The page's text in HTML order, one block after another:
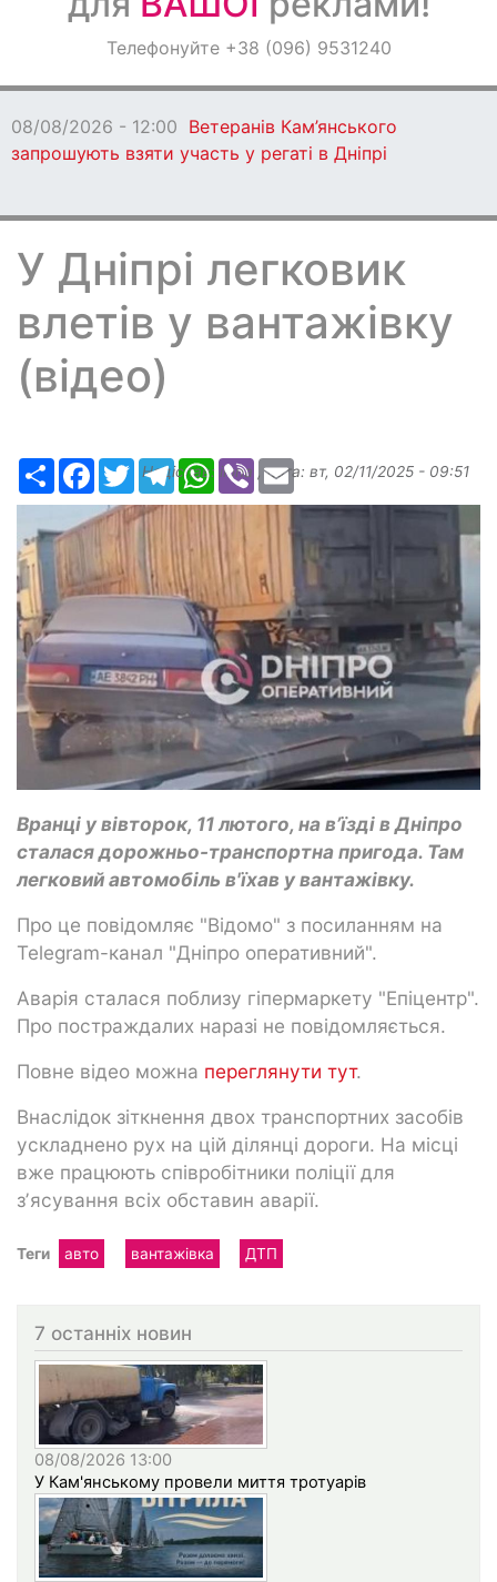
ОголошенняТелефонуйте +38 (096) 9531240
08/08/2026 - 12:00 Ветеранів Кам’янського
запрошують взяти участь у регаті в Дніпрі
У Дніпрі легковик
влетів у вантажівку
(відео)
РесурсFacebook
TwitterTelegramWhatsApp
ViberEmail
Надіслав: ilona , дата: вт, 02/11/2025 - 09:51
Вранці у вівторок, 11 лютого, на вʼїзді в Дніпро
сталася дорожньо-транспортна пригода. Там
легковий автомобіль в'їхав у вантажівку.
Про це повідомляє "Відомо" з посиланням на
Telegram-канал "Дніпро оперативний".
Аварія сталася поблизу гіпермаркету "Епіцентр".
Про постраждалих наразі не повідомляється.
Повне відео можна переглянути тут.
Внаслідок зіткнення двох транспортних засобів
ускладнено рух на цій ділянці дороги. На місці
вже працюють співробітники поліції для
зʼясування всіх обставин аварії.
Теги авто вантажівка ДТП
7 останніх новин
08/08/2026 13:00
У Кам'янському провели миття тротуарів